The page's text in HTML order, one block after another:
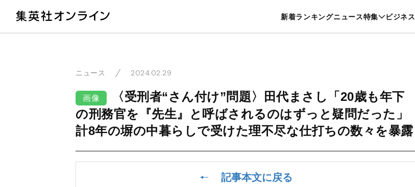
新着ランキングニュース特集 ビジネス
暮らし スポーツ ヘルスケア 美容
ニュース 2024.02.29
画像
〈受刑者“さん付け”問題〉田代まさし「20歳も年下
の刑務官を『先生』と呼ばされるのはずっと疑問だった」
計8年の塀の中暮らしで受けた理不尽な仕打ちの数々を暴露
記事本文に戻る